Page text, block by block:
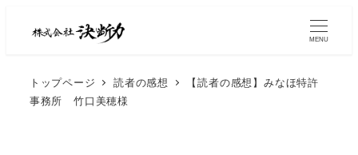
MENU
トップページ 読者の感想
【読者の感想】みなほ特許
事務所 竹口美穂様